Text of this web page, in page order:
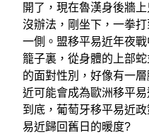
開了，現在魯漢身後牆
沒辦法，剛坐下，一拳
一側。盟移平易近年夜戰
籠子裏，從身體的上部
的面對性別，好像有一
近可能會成為歐洲移平易
到底，葡萄牙移平易近
易近歸回舊日的暖度?